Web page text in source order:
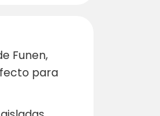
Funen,
para